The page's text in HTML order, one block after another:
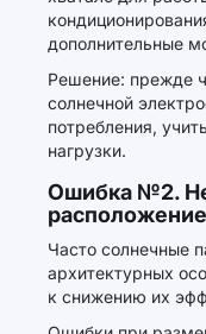
дополнительные
Решение: прежде
солнечной
потребления,
нагрузки.
Ошибка №2.
Часто солнечные
архитектурных
к снижению их